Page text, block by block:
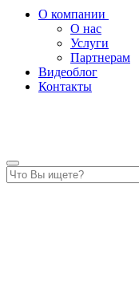
О компании
О нас
Услуги
Партнерам
Видеоблог
Контакты